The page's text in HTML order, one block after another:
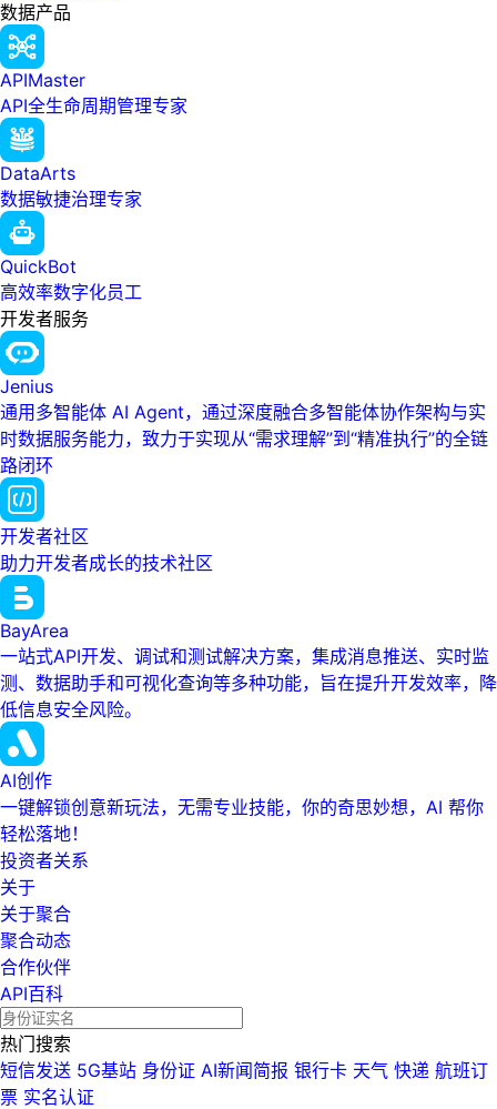
数据产品
APIMaster
API全生命周期管理专家
DataArts
数据敏捷治理专家
QuickBot
高效率数字化员工
开发者服务
Jenius
通用多智能体 AI Agent，通过深度融合多智能体协作架构与实
时数据服务能力，致力于实现从“需求理解”到“精准执行”的全链
路闭环
开发者社区
助力开发者成长的技术社区
BayArea
一站式API开发、调试和测试解决方案，集成消息推送、实时监
测、数据助手和可视化查询等多种功能，旨在提升开发效率，降
低信息安全风险。
AI创作
一键解锁创意新玩法，无需专业技能，你的奇思妙想，AI 帮你
轻松落地！
投资者关系
关于
关于聚合
聚合动态
合作伙伴
API百科
热门搜索
短信发送 5G基站 身份证 AI新闻简报 银行卡 天气 快递 航班订
票 实名认证